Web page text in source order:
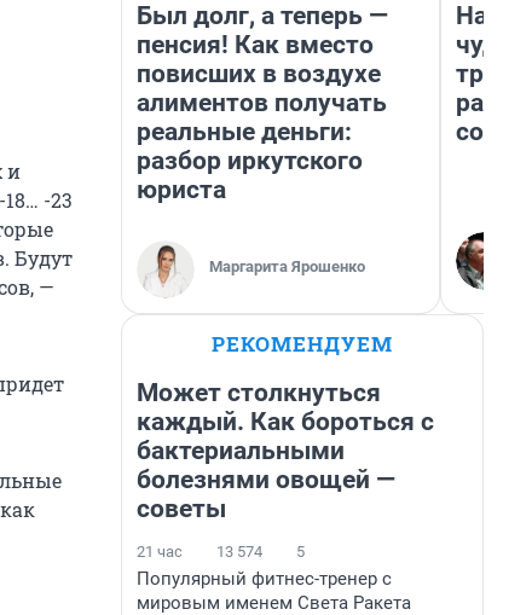
и
-23
Будут
—
Был долг, а теперь —
пенсия! Как вместо
повисших в воздухе
алиментов получать
реальные деньги:
разбор иркутского
юриста
Маргарита Ярошенко
РЕКОМЕНДУЕМ
Может столкнуться
каждый. Как бороться с
бактериальными
болезнями овощей —
советы
21 час 13 574 5
Популярный фитнес-тренер с
мировым именем Света Ракета